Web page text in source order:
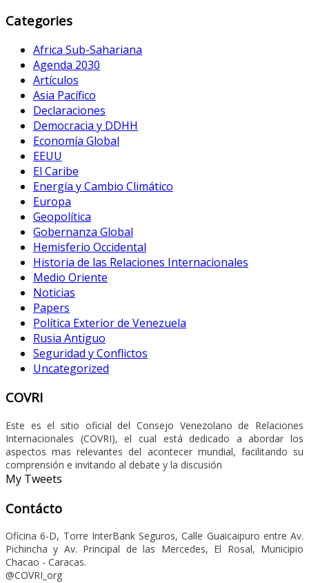
Categories
Africa Sub-Sahariana
Agenda 2030
Artículos
Asia Pacífico
Declaraciones
Democracia y DDHH
Economía Global
EEUU
El Caribe
Energía y Cambio Climático
Europa
Geopolítica
Gobernanza Global
Hemisferio Occidental
Historia de las Relaciones Internacionales
Medio Oriente
Noticias
Papers
Política Exterior de Venezuela
Rusia Antiguo
Seguridad y Conflictos
Uncategorized
COVRI
Este es el sitio oficial del Consejo Venezolano de Relaciones
Internacionales (COVRI), el cual está dedicado a abordar los
aspectos mas relevantes del acontecer mundial, facilitando su
comprensión e invitando al debate y la discusión
My Tweets
Contácto
Oficina 6-D, Torre InterBank Seguros, Calle Guaicaipuro entre Av.
Pichincha y Av. Principal de las Mercedes, El Rosal, Municipio
Chacao - Caracas.
@COVRI_org